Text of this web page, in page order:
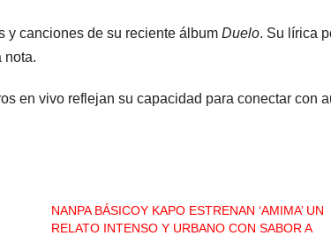
y canciones de su reciente álbum Duelo. Su lírica
nota.
en vivo reflejan su capacidad para conectar con
NANPA BÁSICOY KAPO ESTRENAN ‘AMIMA’ UN
RELATO INTENSO Y URBANO CON SABOR A